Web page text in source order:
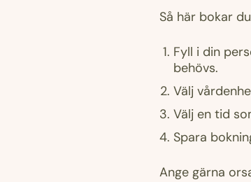
Så här bokar
Fyll i din
behövs.
Välj
Välj en tid
Spara
Ange gärna